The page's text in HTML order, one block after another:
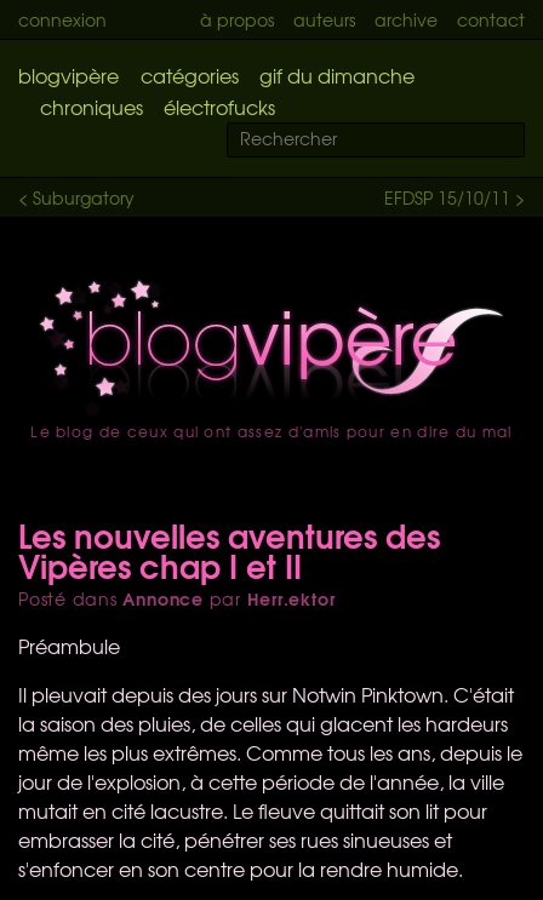
connexion à propos auteurs archive contact
blogvipère catégories
gif du dimanche
chroniques
électrofucks
EFDSP 15/10/11 >
< Suburgatory
accueil
Le blog de ceux qui ont assez d'amis pour en dire du mal
Les nouvelles aventures des
Vipères chap I et II
Posté dansAnnonce par Herr.ektor
Préambule
Il pleuvait depuis des jours sur Notwin Pinktown. C'était
la saison des pluies, de celles qui glacent les hardeurs
même les plus extrêmes. Comme tous les ans, depuis le
jour de l'explosion, à cette période de l'année, la ville
mutait en cité lacustre. Le fleuve quittait son lit pour
embrasser la cité, pénétrer ses rues sinueuses et
s'enfoncer en son centre pour la rendre humide.